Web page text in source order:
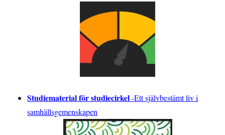
Studiematerial för studiecirkel-Ett självbestämt liv i
samhällsgemenskapen